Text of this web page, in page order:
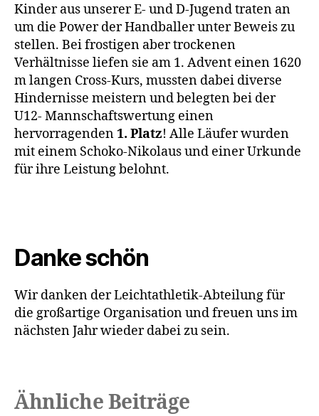
Kinder aus unserer E- und D-Jugend traten an
um die Power der Handballer unter Beweis zu
stellen. Bei frostigen aber trockenen
Verhältnisse liefen sie am 1. Advent einen 1620
m langen Cross-Kurs, mussten dabei diverse
Hindernisse meistern und belegten bei der
U12- Mannschaftswertung einen
hervorragenden1. Platz! Alle Läufer wurden
mit einem Schoko-Nikolaus und einer Urkunde
für ihre Leistung belohnt.
Danke schön
Wir danken der Leichtathletik-Abteilung für
die großartige Organisation und freuen uns im
nächsten Jahr wieder dabei zu sein.
Ähnliche Beiträge